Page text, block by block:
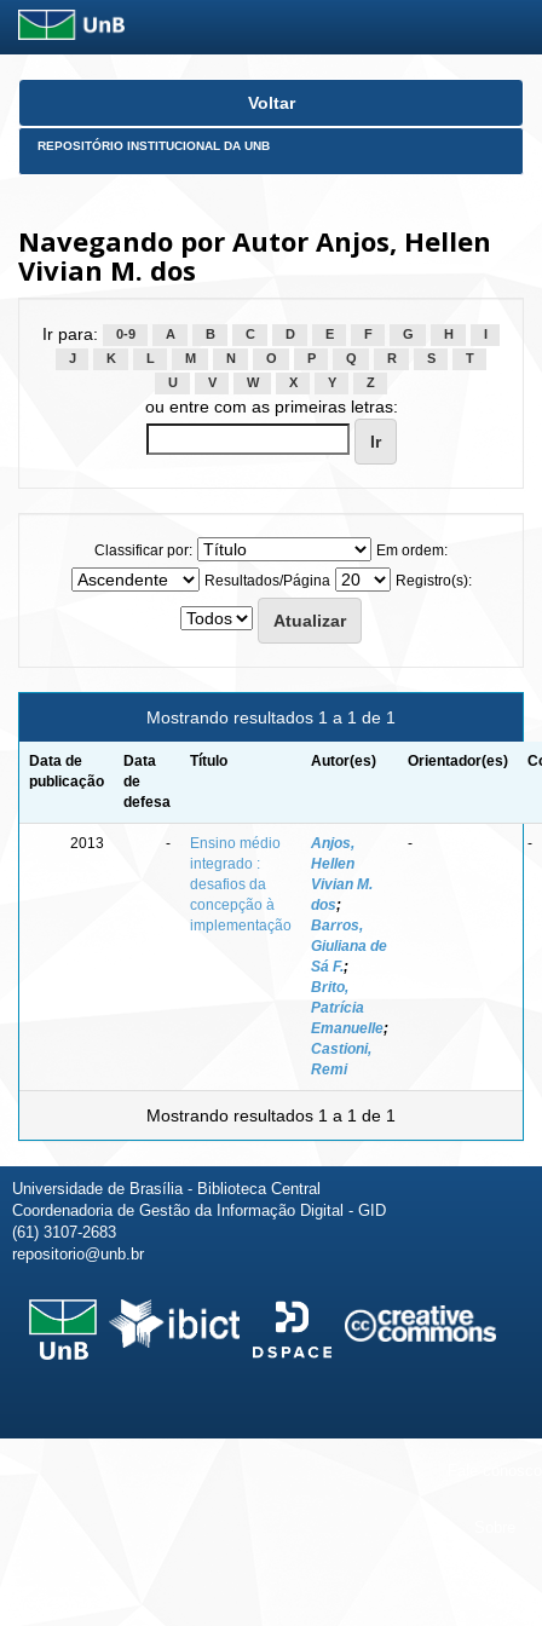
Skip
Voltar
REPOSITÓRIO INSTITUCIONAL DA UNB
Navegando por Autor Anjos, Hellen
Vivian M. dos
Ir para: 0-9 A B C D E F G H
J
K L M N O P Q R S
T
U
V W X Y Z
ou entre com as primeiras letras:
Classificar por:
Em ordem:
Resultados/Página
Registro(s):
Mostrando resultados 1 a 1 de 1
Data de
publicação
Data
de
defesa
Título Autor(es) Orientador(es)
2013 -
Ensino médio
integrado :
desafios da
concepção à
implementação
Anjos,
Hellen
Vivian M.
dos;
Barros,
Giuliana de
Sá F.;
Brito,
Patrícia
Emanuelle;
Castioni,
Remi
- -
Mostrando resultados 1 a 1 de 1
Universidade de Brasília - Biblioteca Central
Coordenadoria de Gestão da Informação Digital - GID
(61) 3107-2683
repositorio@unb.br